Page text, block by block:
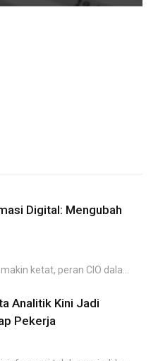
Digital: Mengubah
Analitik Kini Jadi
Pekerja